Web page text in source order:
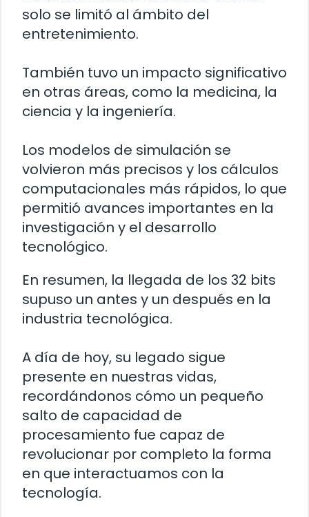
solo se limitó al ámbito del
entretenimiento.
También tuvo un impacto significativo
en otras áreas, como la medicina, la
ciencia y la ingeniería.
Los modelos de simulación se
volvieron más precisos y los cálculos
computacionales más rápidos, lo que
permitió avances importantes en la
investigación y el desarrollo
tecnológico.
En resumen, la llegada de los 32 bits
supuso un antes y un después en la
industria tecnológica.
A día de hoy, su legado sigue
presente en nuestras vidas,
recordándonos cómo un pequeño
salto de capacidad de
procesamiento fue capaz de
revolucionar por completo la forma
en que interactuamos con la
tecnología.